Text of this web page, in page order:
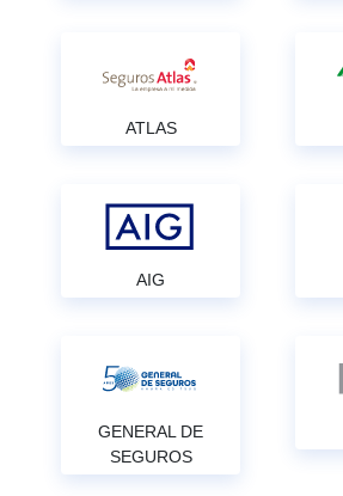
ATLAS
AIG
GENERAL DE
SEGUROS